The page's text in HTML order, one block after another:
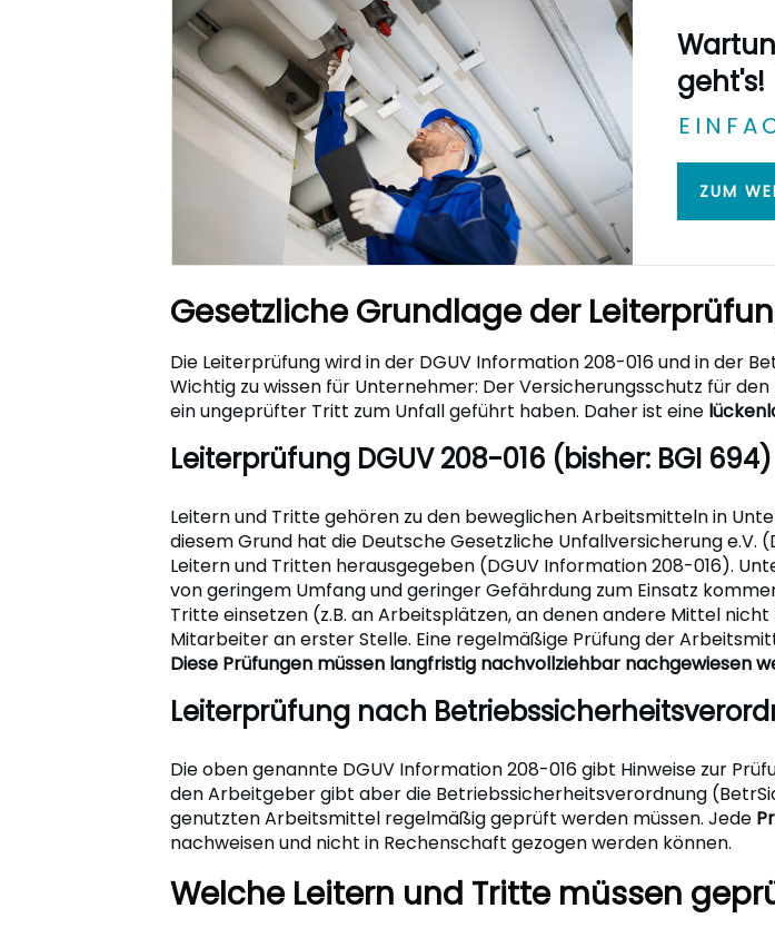
geht's!
ZUM
Gesetzliche Grundlage der
Die Leiterprüfung wird in der DGUV Information 208-016 und in der
Wichtig zu wissen für Unternehmer: Der Versicherungsschutz für
ein ungeprüfter Tritt zum Unfall geführt haben. Daher ist eine
Leiterprüfung DGUV 208-016 (bisher: BGI 694)
Leitern und Tritte gehören zu den beweglichen Arbeitsmitteln in
diesem Grund hat die Deutsche Gesetzliche Unfallversicherung e.V.
Leitern und Tritten herausgegeben (DGUV Information 208-016).
von geringem Umfang und geringer Gefährdung zum Einsatz
Tritte einsetzen (z.B. an Arbeitsplätzen, an denen andere Mittel
Mitarbeiter an erster Stelle. Eine regelmäßige Prüfung der
Diese Prüfungen müssen langfristig nachvollziehbar nachgewiesen
Leiterprüfung nach
Die oben genannte DGUV Information 208-016 gibt Hinweise zur
den Arbeitgeber gibt aber die Betriebssicherheitsverordnung
genutzten Arbeitsmittel regelmäßig geprüft werden müssen. Jede
nachweisen und nicht in Rechenschaft gezogen werden können.
Welche Leitern und Tritte müssen